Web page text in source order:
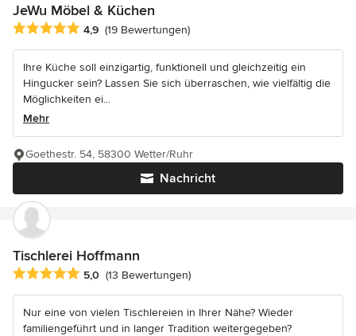
JeWu Möbel & Küchen
Durchschnittliche Bewertung: 4.9 von 5 Sternen
4,9 (19 Bewertungen)
Ihre Küche soll einzigartig, funktionell und gleichzeitig ein
Hingucker sein? Lassen Sie sich überraschen, wie vielfältig die
Möglichkeiten ei...
Mehr
Nachricht
Goethestr. 54, 58300 Wetter/Ruhr
Tischlerei Hoffmann
Durchschnittliche Bewertung: 5 von 5 Sternen
5,0 (13 Bewertungen)
Nur eine von vielen Tischlereien in Ihrer Nähe? Wieder
familiengeführt und in langer Tradition weitergegeben?